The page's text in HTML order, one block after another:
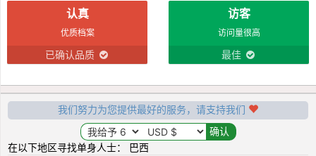
认真
优质档案
已确认品质
访客
访问量很高
最佳
我们努力为您提供最好的服务，请支持我们
在以下地区寻找单身人士： 巴西